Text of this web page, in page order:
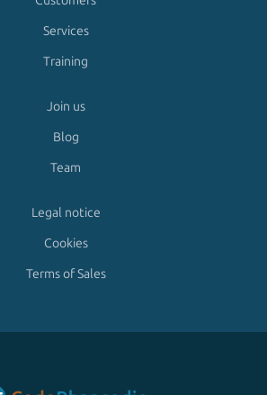
Services
Training
Join us
Blog
Team
Legal notice
Cookies
Terms of Sales